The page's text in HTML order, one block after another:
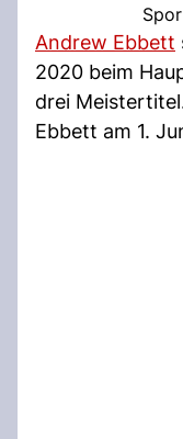
Andrew Ebbett
2020 beim
drei
Ebbett am 1.